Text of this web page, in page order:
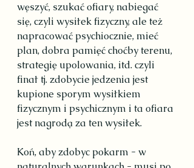
węszyć, szukać ofiary, nabiegać
się, czyli wysiłek fizyczny, ale też
napracować psychiocznie, mieć
plan, dobra pamięć choćby terenu,
strategię upolowania, itd. czyli
finał tj. zdobycie jedzenia jest
kupione sporym wysiłkiem
fizycznym i psychicznym i ta ofiara
jest nagrodą za ten wysiłek.
Koń, aby zdobyc pokarm - w